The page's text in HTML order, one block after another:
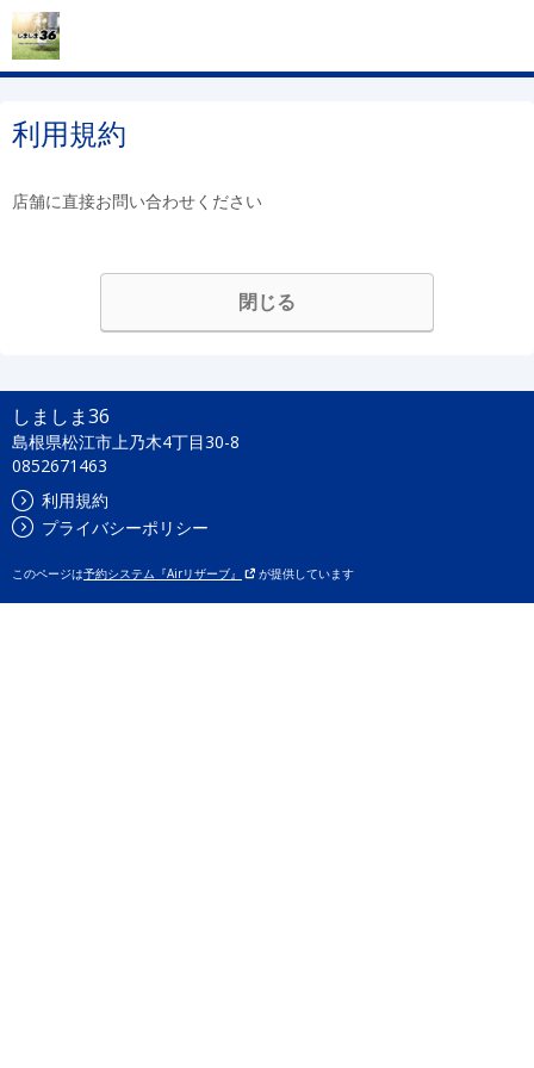
利用規約
店舗に直接お問い合わせください
閉じる
しましま36
島根県松江市上乃木4丁目30-8
0852671463
利用規約
プライバシーポリシー
このページは予約システム『Airリザーブ』 が提供しています